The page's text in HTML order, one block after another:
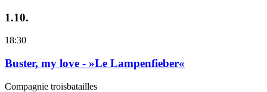
1.10.
18:30
Buster, my love - »Le Lampenfieber«
Compagnie troisbatailles